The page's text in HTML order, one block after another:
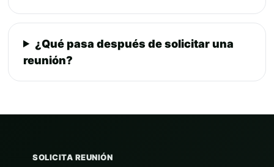
¿Qué pasa después de solicitar una
reunión?
SOLICITA REUNIÓN